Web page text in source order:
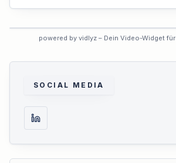
Dieses Profil hat das
powered by vidlyz – Dein Video-Widget
SOCIAL MEDIA